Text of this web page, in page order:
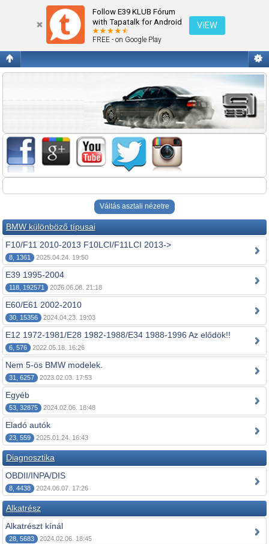
Follow E39 KLUB Fórum
with Tapatalk for Android
FREE - on Google Play
VIEW
Fórum kezdőlap megtekintése
Váltás asztali nézetre
BMW különböző típusai
F10/F11 2010-2013 F10LCI/F11LCI 2013->
8, 1361 2025.04.24. 19:50
E39 1995-2004
118, 192571 2026.06.08. 21:18
E60/E61 2002-2010
30, 15356 2024.04.23. 19:03
E12 1972-1981/E28 1982-1988/E34 1988-1996 Az elődök!!
6, 576 2022.05.18. 16:26
Nem 5-ös BMW modelek.
31, 6257 2023.02.03. 17:53
Egyéb
53, 32875 2024.02.06. 18:48
Eladó autók
23, 559 2025.01.24. 16:43
Diagnosztika
OBDII/INPA/DIS
8, 4438 2024.06.07. 17:26
Alkatrész
Alkatrészt kínál
28, 5683 2024.02.06. 18:45